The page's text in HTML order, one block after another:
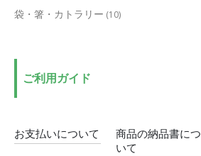
袋・箸・カトラリー (10)
ご利用ガイド
お支払いについて
商品の納品書につ
いて